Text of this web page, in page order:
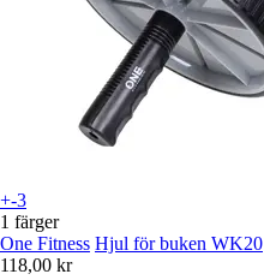
+-3
1 färger
One Fitness Hjul för buken WK20
118,00 kr